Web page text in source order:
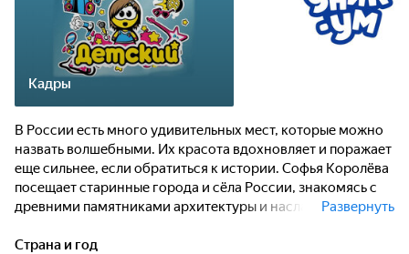
Кадры
В России есть много удивительных мест, которые можно
назвать волшебными. Их красота вдохновляет и поражает
еще сильнее, если обратиться к истории. Софья Королёва
посещает старинные города и сёла России, знакомясь с
древними памятниками архитектуры и наслаждаясь
глазами увидим живую историю, знакомую со школьной
Развернуть
Страна и год